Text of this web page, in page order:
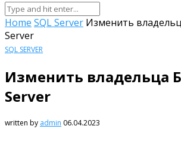
Home SQL Server Изменить
Server
SQL SERVER
Изменить владельца
Server
written by admin 06.04.2023